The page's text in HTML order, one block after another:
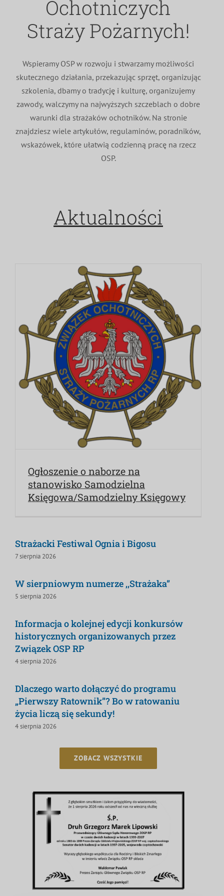
MDP i DDP
PNWM
Floriany
Projekty
Poradnik
100-lecie
Ochotniczych
Straży Pożarnych!
Wspieramy OSP w rozwoju i stwarzamy możliwości
skutecznego działania, przekazując sprzęt, organizując
szkolenia, dbamy o tradycję i kulturę, organizujemy
zawody, walczymy na najwyższych szczeblach o dobre
warunki dla strażaków ochotników. Na stronie
znajdziesz wiele artykułów, regulaminów, poradników,
wskazówek, które ułatwią codzienną pracę na rzecz
OSP.
Aktualności
Ogłoszenie o naborze na
stanowisko Samodzielna
Księgowa/Samodzielny Księgowy
Strażacki Festiwal Ognia i Bigosu
7 sierpnia 2026
W sierpniowym numerze ,,Strażaka”
5 sierpnia 2026
Informacja o kolejnej edycji konkursów
historycznych organizowanych przez
Związek OSP RP
4 sierpnia 2026
Dlaczego warto dołączyć do programu
„Pierwszy Ratownik”? Bo w ratowaniu
życia liczą się sekundy!
4 sierpnia 2026
ZOBACZ WSZYSTKIE